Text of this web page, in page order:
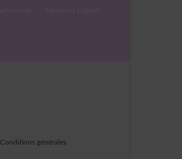
Conditions générales